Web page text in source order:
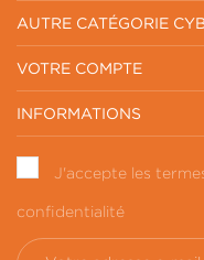
AUTRE CATÉGORIE
VOTRE COMPTE
INFORMATIONS
J'accepte les
confidentialité